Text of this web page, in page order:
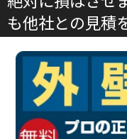
も他社との見積